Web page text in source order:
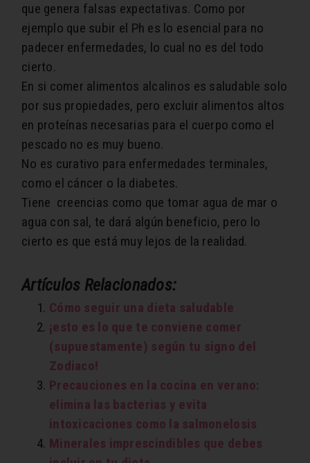
que genera falsas expectativas. Como por
ejemplo que subir el Ph es lo esencial para no
padecer enfermedades, lo cual no es del todo
cierto.
En si comer alimentos alcalinos es saludable solo
por sus propiedades, pero excluir alimentos altos
en proteínas necesarias para el cuerpo como el
pescado no es muy bueno.
No es curativo para enfermedades terminales,
como el cáncer o la diabetes.
Tiene creencias como que tomar agua de mar o
agua con sal, te dará algún beneficio, pero lo
cierto es que está muy lejos de la realidad.
Artículos Relacionados:
Cómo seguir una dieta saludable
¡esto es lo que te conviene comer
(supuestamente) según tu signo del
Zodiaco!
Precauciones en la cocina en verano:
elimina las bacterias y evita
intoxicaciones como la salmonelosis
Minerales imprescindibles que debes